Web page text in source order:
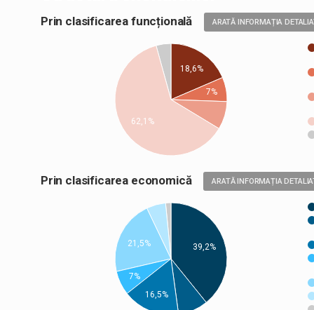
Prin clasificarea funcțională ARATĂ INFORMAȚIA
18,6%
7%
62,1%
Prin clasificarea economică ARATĂ INFORMAȚIA
39,2%
21,5%
7%
16,5%